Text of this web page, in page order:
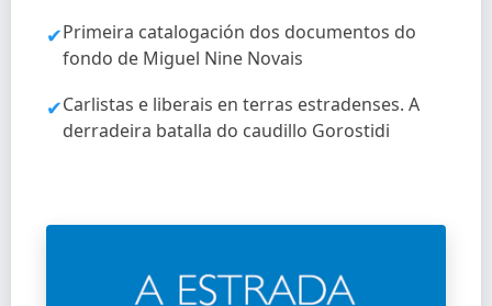
✔Primeira catalogación dos documentos do
fondo de Miguel Nine Novais
✔Carlistas e liberais en terras estradenses. A
derradeira batalla do caudillo Gorostidi